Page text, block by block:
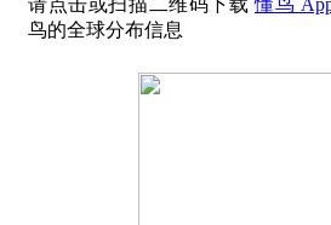
鸟的全球分布信息